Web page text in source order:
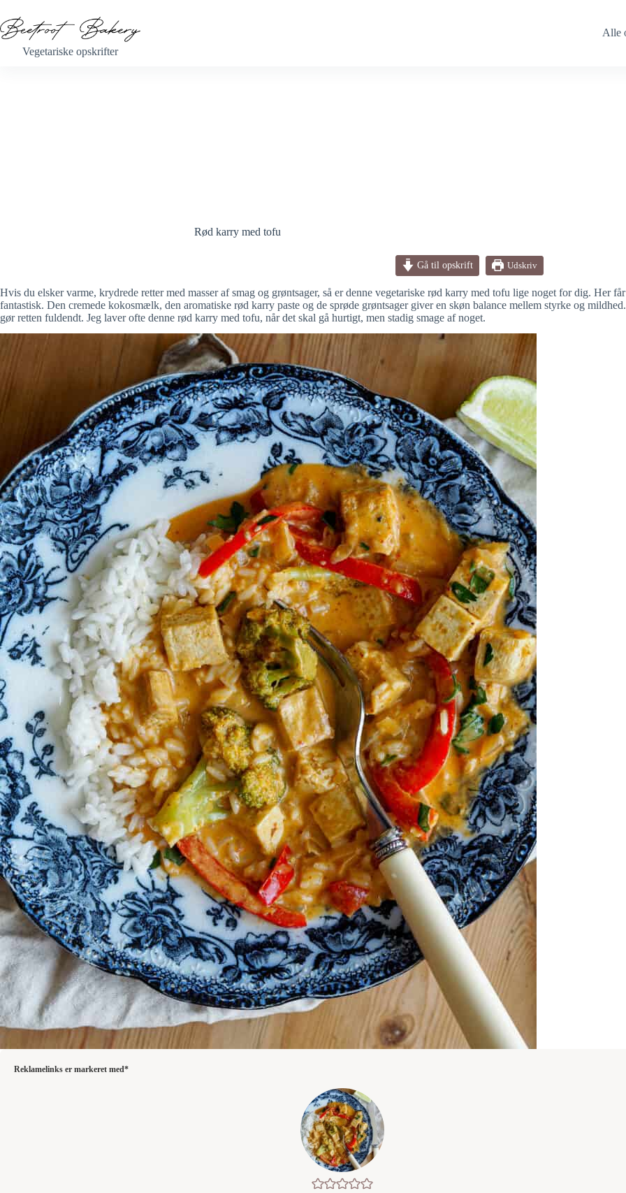
til
indhold
Vegetariske opskrifter
Alle
Rød karry med tofu
Gå til opskrift Udskriv
Hvis du elsker varme, krydrede retter med masser af smag og grøntsager, så er denne vegetariske rød karry med tofu lige noget for dig. Her
fantastisk. Den cremede kokosmælk, den aromatiske rød karry paste og de sprøde grøntsager giver en skøn balance mellem styrke og
gør retten fuldendt. Jeg laver ofte denne rød karry med tofu, når det skal gå hurtigt, men stadig smage af noget.
Reklamelinks er markeret med*